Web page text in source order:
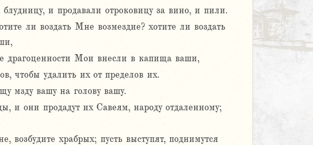
и продавали отроковицу за вино, и пили.
ли воздать Мне возмездие? хотите ли воздать
драгоценности Мои внесли в капища ваши,
чтобы удалить их от пределов их.
мзду вашу на голову вашу.
они продадут их Савеям, народу отдаленному;
возбудите храбрых; пусть выступят, поднимутся